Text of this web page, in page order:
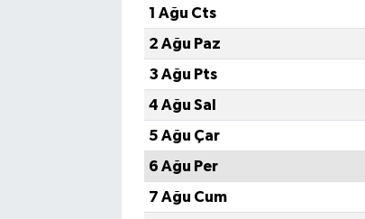
1 Ağu Cts
2 Ağu Paz
3 Ağu Pts
4 Ağu Sal
5 Ağu Çar
6 Ağu Per
7 Ağu Cum